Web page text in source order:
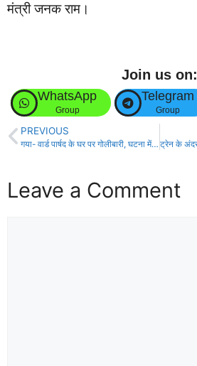
मंत्री जनक राम।
Join us on:
WhatsApp
Group
Telegram
Group
PREVIOUS
गया- वार्ड पार्षद के घर पर गोलीबारी, घटना में पार्षद की मां जख्मी, तीन खोखा व एक पिस्टल बरामद!
Leave a Comment